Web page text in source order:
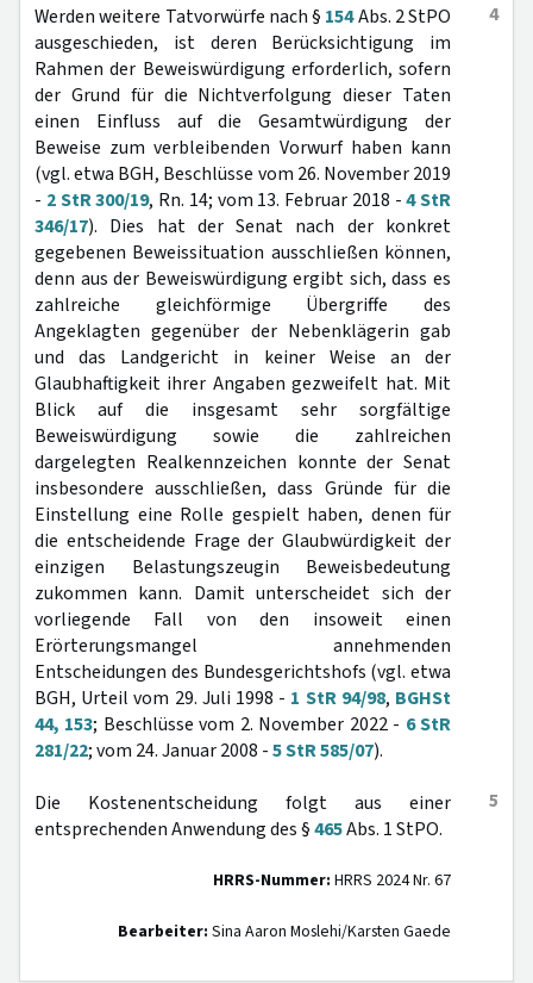
4
Werden weitere Tatvorwürfe nach § 154Abs. 2 StPO
ausgeschieden, ist deren Berücksichtigung im
Rahmen der Beweiswürdigung erforderlich, sofern
der Grund für die Nichtverfolgung dieser Taten
einen Einfluss auf die Gesamtwürdigung der
Beweise zum verbleibenden Vorwurf haben kann
(vgl. etwa BGH, Beschlüsse vom 26. November 2019
- 2 StR 300/19, Rn. 14; vom 13. Februar 2018 -4 StR
346/17). Dies hat der Senat nach der konkret
gegebenen Beweissituation ausschließen können,
denn aus der Beweiswürdigung ergibt sich, dass es
zahlreiche gleichförmige Übergriffe des
Angeklagten gegenüber der Nebenklägerin gab
und das Landgericht in keiner Weise an der
Glaubhaftigkeit ihrer Angaben gezweifelt hat. Mit
Blick auf die insgesamt sehr sorgfältige
Beweiswürdigung sowie die zahlreichen
dargelegten Realkennzeichen konnte der Senat
insbesondere ausschließen, dass Gründe für die
Einstellung eine Rolle gespielt haben, denen für
die entscheidende Frage der Glaubwürdigkeit der
einzigen Belastungszeugin Beweisbedeutung
zukommen kann. Damit unterscheidet sich der
vorliegende Fall von den insoweit einen
Erörterungsmangel annehmenden
Entscheidungen des Bundesgerichtshofs (vgl. etwa
BGH, Urteil vom 29. Juli 1998 - 1 StR 94/98, BGHSt
44, 153; Beschlüsse vom 2. November 2022 - 6 StR
281/22; vom 24. Januar 2008 -5 StR 585/07).
5
Die Kostenentscheidung folgt aus einer
entsprechenden Anwendung des §465Abs. 1 StPO.
HRRS-Nummer: HRRS 2024 Nr. 67
Bearbeiter: Sina Aaron Moslehi/Karsten Gaede